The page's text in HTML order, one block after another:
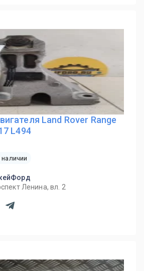
Land Rover Range
L494
наличии
Ленина, вл. 2